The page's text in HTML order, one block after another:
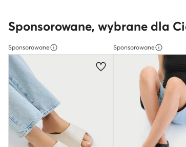
Sponsorowane, wybrane dla
Sponsorowane Sponsorowane